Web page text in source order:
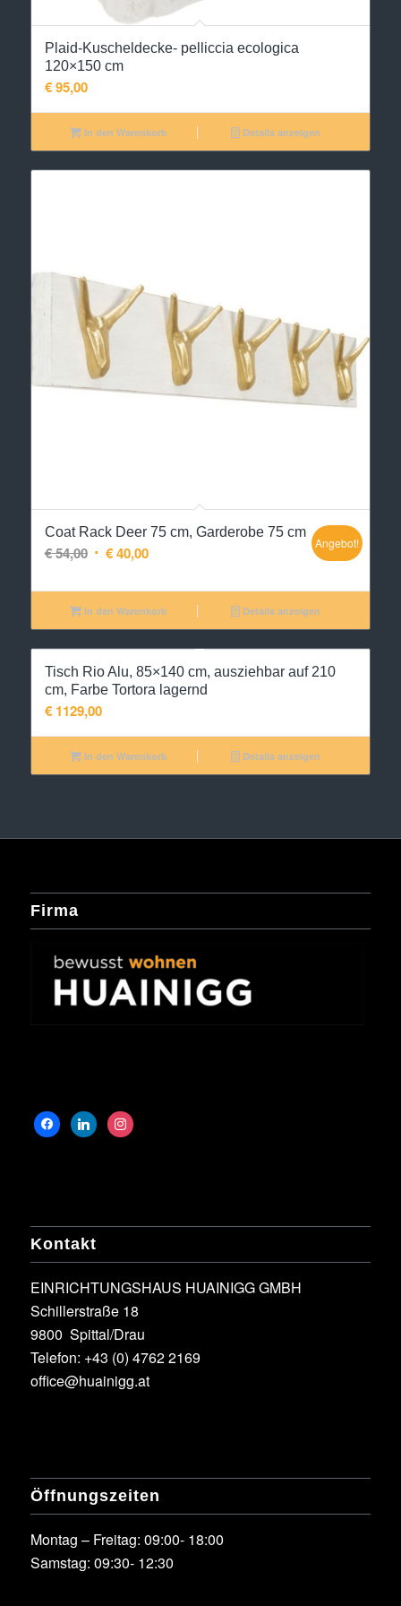
Plaid-Kuscheldecke- pelliccia ecologica
120×150 cm
€95,00
In den Warenkorb Details anzeigen
Coat Rack Deer 75 cm, Garderobe 75 cm
€54,00 Ursprünglicher
war:
€ 54,00
€40,00Aktueller
ist:
€ 40,00.
Angebot!
In den Warenkorb Details anzeigen
Tisch Rio Alu, 85×140 cm, ausziehbar auf 210
cm, Farbe Tortora lagernd
€1129,00
In den Warenkorb Details anzeigen
Firma
Kontakt
EINRICHTUNGSHAUS HUAINIGG GMBH
Schillerstraße 18
9800 Spittal/Drau
Telefon: +43 (0) 4762 2169
office@huainigg.at
Öffnungszeiten
Montag – Freitag: 09:00- 18:00
Samstag: 09:30- 12:30